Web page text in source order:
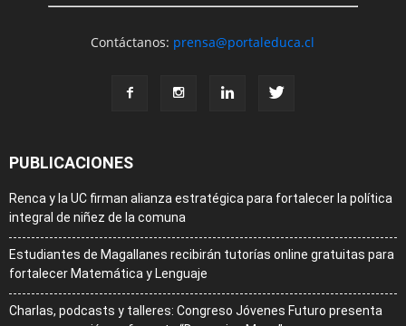
Contáctanos: prensa@portaleduca.cl
PUBLICACIONES
Renca y la UC firman alianza estratégica para fortalecer la política
integral de niñez de la comuna
Estudiantes de Magallanes recibirán tutorías online gratuitas para
fortalecer Matemática y Lenguaje
Charlas, podcasts y talleres: Congreso Jóvenes Futuro presenta